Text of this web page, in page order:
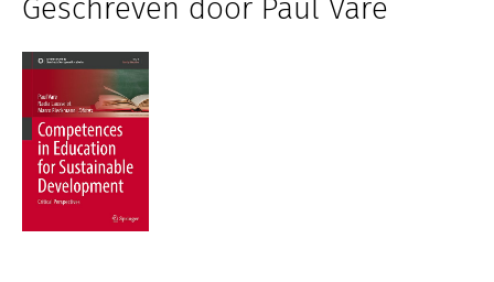
Geschreven door Paul Vare